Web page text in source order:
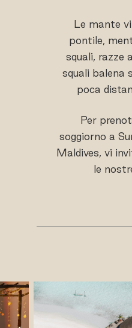
Le mante
pontile,
squali, razze
squali balena
poca
Per
soggiorno a
Maldives, vi
le